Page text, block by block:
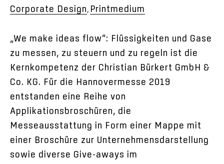
Corporate Design , Printmedium
„We make ideas flow“: Flüssigkeiten und Gase
zu messen, zu steuern und zu regeln ist die
Kernkompetenz der Christian Bürkert GmbH &
Co. KG. Für die Hannovermesse 2019
entstanden eine Reihe von
Applikationsbroschüren, die
Messeausstattung in Form einer Mappe mit
einer Broschüre zur Unternehmensdarstellung
sowie diverse Give-aways im